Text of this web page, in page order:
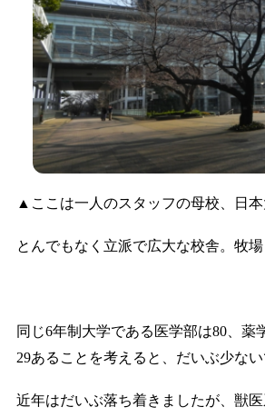
▲ここは一人のスタッフの母校、日本
とんでもなく立派で広大な校舎。牧場
同じ6年制大学である医学部は80、薬
29あることを考えると、だいぶ少ない
近年はだいぶ落ち着きましたが、獣